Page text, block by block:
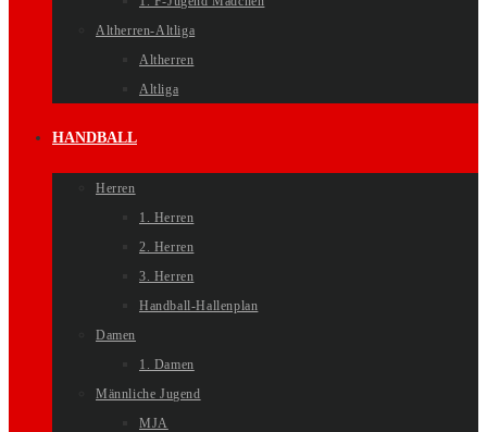
Altherren-Altliga
Altherren
Altliga
HANDBALL
Herren
1. Herren
2. Herren
3. Herren
Handball-Hallenplan
Damen
1. Damen
Männliche Jugend
MJA